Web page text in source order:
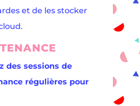
et de les stocker
des sessions de
régulières pour